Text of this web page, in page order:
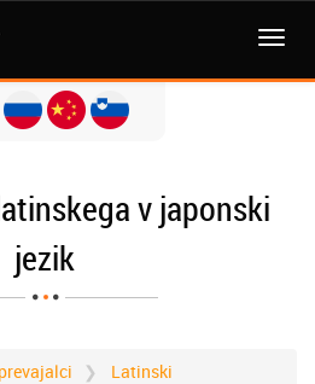
MENI
v japonski
jezik
Latinski